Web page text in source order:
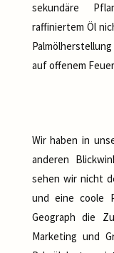
sekundäre
raffiniertem Öl
auf offenem
Wir haben in
anderen
sehen wir nicht
und eine coole
Geograph die
Marketing und